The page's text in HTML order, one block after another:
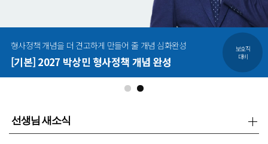
형사정책 개념을 더 견고하게 만들어 줄 개념 심화완성
[기본] 2027 박상민 형사정책 개념 완성
보호직
대비
선생님 새소식